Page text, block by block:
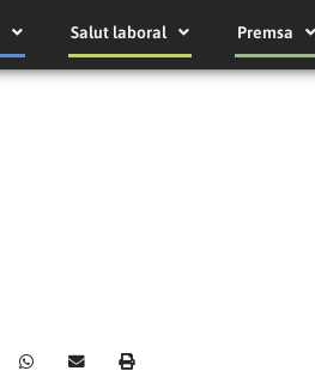
Salut laboral Premsa